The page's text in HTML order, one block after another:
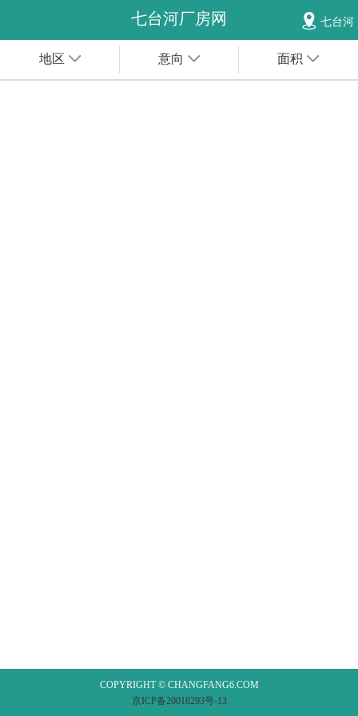
七台河厂房网 七台河
地区 意向 面积
COPYRIGHT © CHANGFANG6.COM
京ICP备20018293号-13